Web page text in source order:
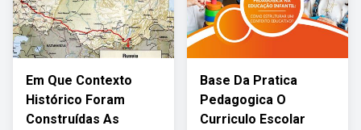
Em Que Contexto
Histórico Foram
Construídas As
Base Da Pratica
Pedagogica O
Curriculo Escolar